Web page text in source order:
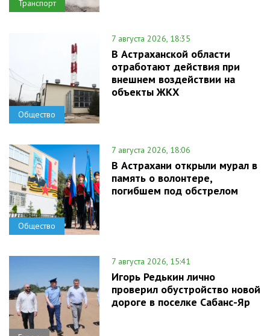
Транспорт
Общество
7 августа 2026, 18:35
В Астраханской области
отработают действия при
внешнем воздействии на
объекты ЖКХ
Общество
7 августа 2026, 18:06
В Астрахани открыли мурал в
память о волонтере,
погибшем под обстрелом
7 августа 2026, 15:41
Игорь Редькин лично
проверил обустройство новой
дороге в поселке Сабанс-Яр